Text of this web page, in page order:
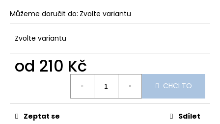
Můžeme doručit do: Zvolte variantu
Zvolte variantu
od 210 Kč
CHCI TO
Zeptat se Sdílet